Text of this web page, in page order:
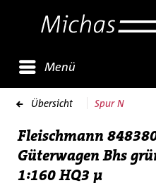
Menü
Übersicht Spur N
Fleischmann
Güterwagen Bhs
1:160 HQ3 µ